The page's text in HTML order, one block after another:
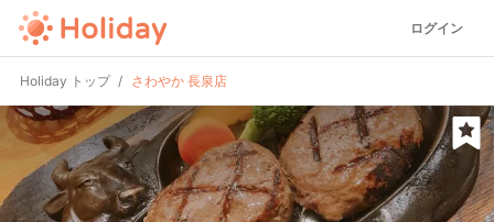
ログイン
Holiday トップ さわやか 長泉店